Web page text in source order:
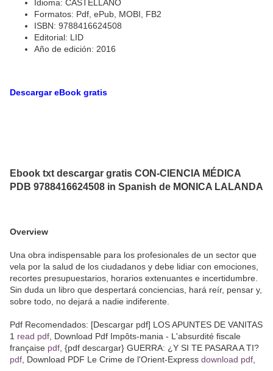
Idioma: CASTELLANO
Formatos: Pdf, ePub, MOBI, FB2
ISBN: 9788416624508
Editorial: LID
Año de edición: 2016
Descargar eBook gratis
Ebook txt descargar gratis CON-CIENCIA MÉDICA
PDB 9788416624508 in Spanish de MONICA LALANDA
Overview
Una obra indispensable para los profesionales de un sector que
vela por la salud de los ciudadanos y debe lidiar con emociones,
recortes presupuestarios, horarios extenuantes e incertidumbre.
Sin duda un libro que despertará conciencias, hará reír, pensar y,
sobre todo, no dejará a nadie indiferente.
Pdf Recomendados: [Descargar pdf] LOS APUNTES DE VANITAS
1 read pdf , Download Pdf Impôts-mania - L'absurdité fiscale
française pdf , {pdf descargar} GUERRA: ¿Y SI TE PASARA A TI?
pdf , Download PDF Le Crime de l'Orient-Express download pdf